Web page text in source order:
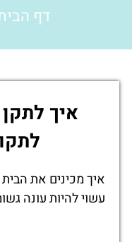
דף
איך
איך מכינים את
עשוי להיות עונה